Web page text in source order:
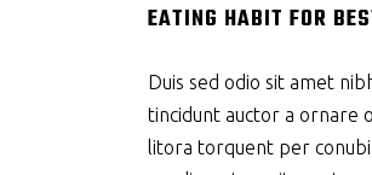
EATING HABIT FOR
Duis sed odio sit amet
tincidunt auctor a ornare
litora torquent per